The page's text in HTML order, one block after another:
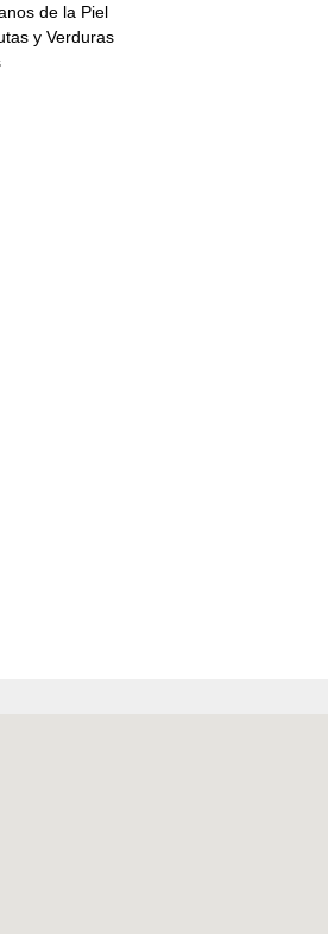
de la Piel
y Verduras